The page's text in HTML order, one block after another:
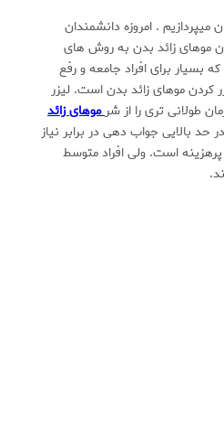
میپردازیم . امروزه دانشمندان
موهای زائد بدن به روش های
بسیار برای افراد جامعه و رفع
کردن موهای زائد بدن است. لیزر
طولانی تری را از شرموهای زائد
بالایی جواب دهی در برابر نیاز
پرهزینه است. ولی افراد متوسط